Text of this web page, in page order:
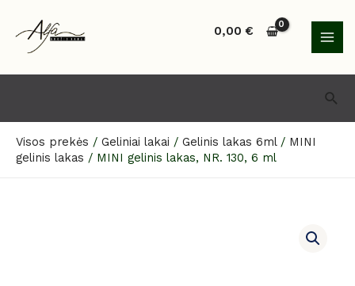
turinio
0,00€
Visos prekės / Geliniai lakai / Gelinis lakas 6ml/ MINI
gelinis lakas / MINI gelinis lakas, NR. 130, 6 ml